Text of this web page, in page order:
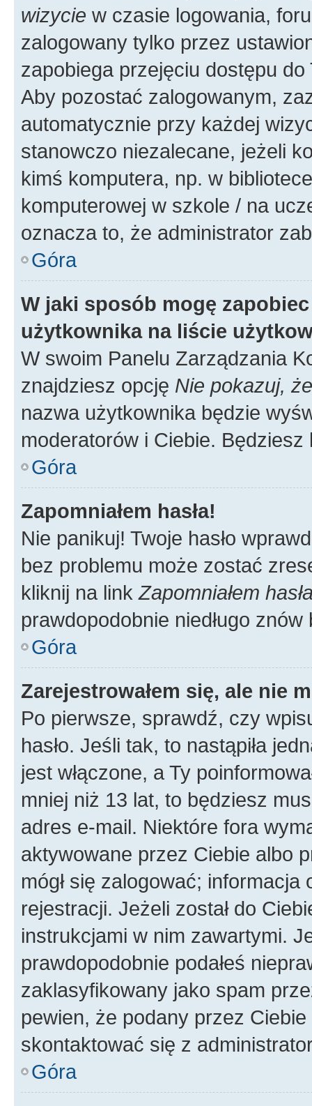
wizycie w czasie logowania,
zalogowany tylko przez
zapobiega przejęciu dostępu
Aby pozostać zalogowanym,
automatycznie przy każdej
stanowczo niezalecane, jeżeli
kimś komputera, np. w
komputerowej w szkole / na
oznacza to, że administrator
Góra
W jaki sposób mogę
użytkownika na liście
W swoim Panelu Zarządzania
znajdziesz opcję Nie pokazuj,
nazwa użytkownika będzie
moderatorów i Ciebie.
Góra
Zapomniałem hasła!
Nie panikuj! Twoje hasło
bez problemu może zostać
kliknij na link Zapomniałem
prawdopodobnie niedługo
Góra
Zarejestrowałem się, ale nie
Po pierwsze, sprawdź, czy
hasło. Jeśli tak, to nastąpiła
jest włączone, a Ty
mniej niż 13 lat, to będziesz
adres e-mail. Niektóre fora
aktywowane przez Ciebie albo
mógł się zalogować;
rejestracji. Jeżeli został do
instrukcjami w nim zawartymi.
prawdopodobnie podałeś
zaklasyfikowany jako spam
pewien, że podany przez
skontaktować się z
Góra